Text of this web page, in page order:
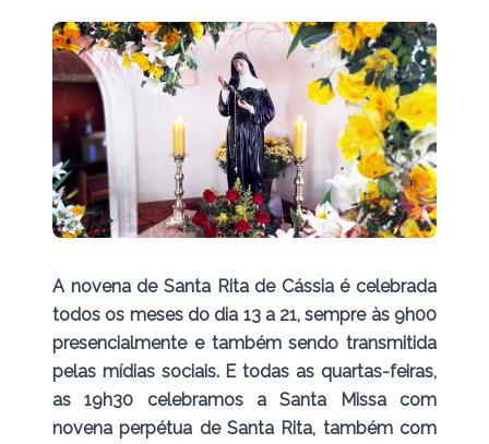
A novena de Santa Rita de Cássia é celebrada
todos os meses do dia 13 a 21, sempre às 9h00
presencialmente e também sendo transmitida
pelas mídias sociais. E todas as quartas-feiras,
as 19h30 celebramos a Santa Missa com
novena perpétua de Santa Rita, também com